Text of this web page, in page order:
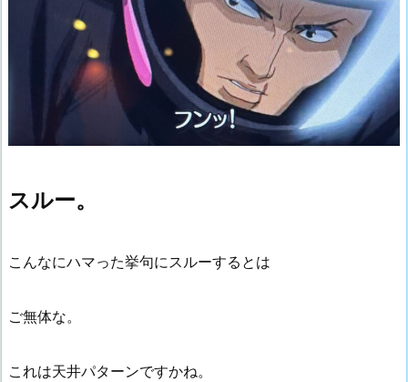
スルー。
こんなにハマった挙句にスルーするとは
ご無体な。
これは天井パターンですかね。